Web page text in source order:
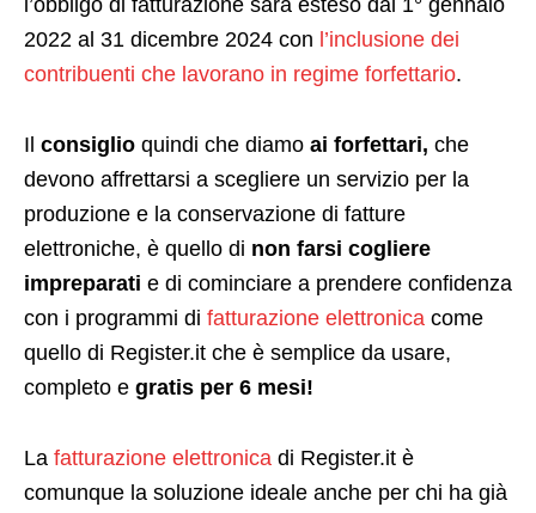
l’obbligo di fatturazione sarà esteso dal 1° gennaio
2022 al 31 dicembre 2024 con l’inclusione dei
contribuenti che lavorano in regime forfettario.
Il consiglio quindi che diamo ai forfettari, che
devono affrettarsi a scegliere un servizio per la
produzione e la conservazione di fatture
elettroniche, è quello di non farsi cogliere
impreparati e di cominciare a prendere confidenza
con i programmi di fatturazione elettronica come
quello di Register.it che è semplice da usare,
completo e gratis per 6 mesi!
La fatturazione elettronica di Register.it è
comunque la soluzione ideale anche per chi ha già